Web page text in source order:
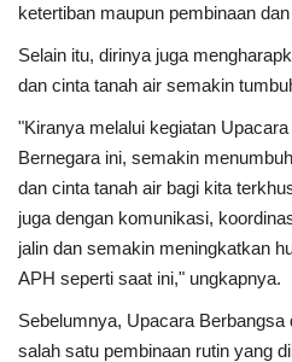
Sumbar
Kepri
Pariwisata
Sulawesi Utara (Sulut)
Pendidikan
Opini
ketertiban maupun pembinaan
Selain itu, dirinya juga
dan cinta tanah air semakin
"Kiranya melalui kegiatan
Bernegara ini, semakin
dan cinta tanah air bagi kita
juga dengan komunikasi,
jalin dan semakin meningkatkan
APH seperti saat ini," ungkapnya.
Sebelumnya, Upacara
salah satu pembinaan rutin yang